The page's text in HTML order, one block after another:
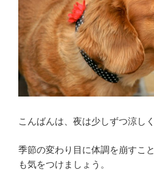
案
内”
の
こんばんは、夜は少しずつ涼し
季節の変わり目に体調を崩すこ
も気をつけましょう。